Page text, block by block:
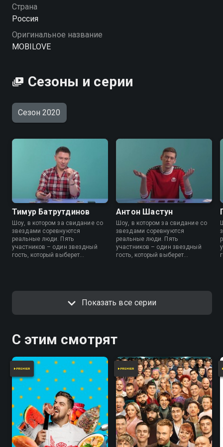
Страна
Россия
Оригинальное название
MOBILOVE
Сезоны и серии
Сезон 2020
Тимур Батрутдинов
Шоу, в котором за свидание со
звездами соревнуются
реальные люди. Пять
участников – один звездный
гость, который выберет
Антон Шастун
Шоу, в котором за свидание со
звездами соревнуются
реальные люди. Пять
участников – один звездный
гость, который выберет
Показать все серии
С этим смотрят